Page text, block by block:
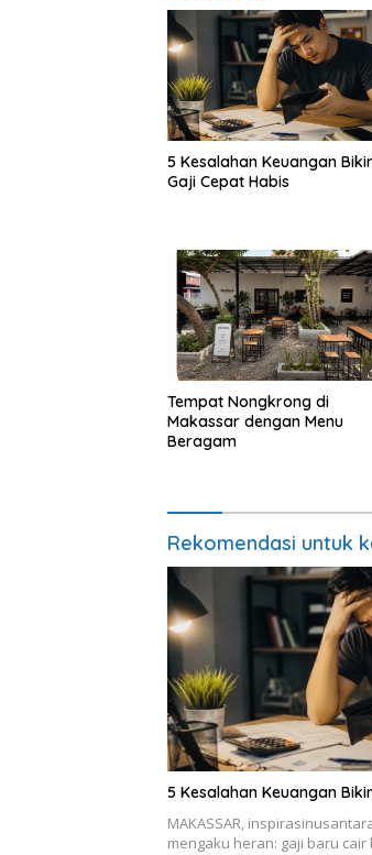
5 Kesalahan Keuangan
Gaji Cepat Habis
Tempat Nongkrong di
Makassar dengan Menu
Beragam
Rekomendasi untuk
5 Kesalahan Keuangan
MAKASSAR,
mengaku heran: gaji baru